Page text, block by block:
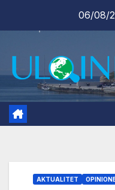
06/08/
AKTUALITET